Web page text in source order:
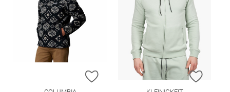
ZUR WUNSCHLISTE HINZUFÜGEN
ZUR